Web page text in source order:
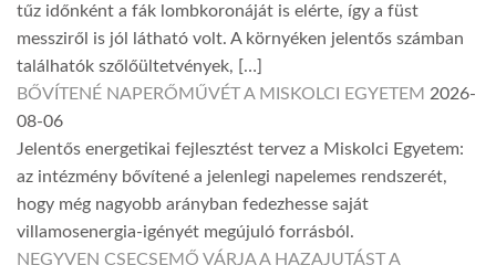
tűz időnként a fák lombkoronáját is elérte, így a füst
messziről is jól látható volt. A környéken jelentős számban
találhatók szőlőültetvények, […]
BŐVÍTENÉ NAPERŐMŰVÉT A MISKOLCI EGYETEM 2026-
08-06
Jelentős energetikai fejlesztést tervez a Miskolci Egyetem:
az intézmény bővítené a jelenlegi napelemes rendszerét,
hogy még nagyobb arányban fedezhesse saját
villamosenergia-igényét megújuló forrásból.
NEGYVEN CSECSEMŐ VÁRJA A HAZAJUTÁST A